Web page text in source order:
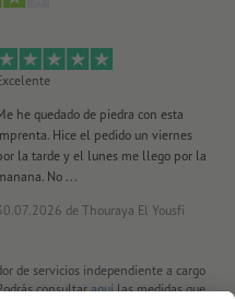
he quedado de piedra con esta
Hice el pedido un viernes
la tarde y el lunes me llego por la
No ...
de Thouraya El Yousfi
de servicios independiente a cargo
consultaraquílas medidas que